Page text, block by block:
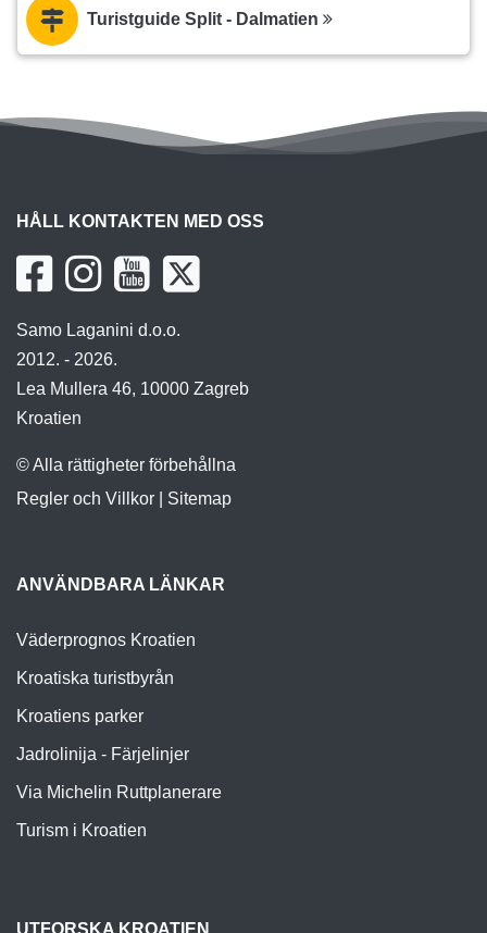
Turistguide Split - Dalmatien
HÅLL KONTAKTEN MED OSS
Samo Laganini d.o.o.
2012. - 2026.
Lea Mullera 46, 10000 Zagreb
Kroatien
© Alla rättigheter förbehållna
Regler och Villkor
Sitemap
ANVÄNDBARA LÄNKAR
Väderprognos Kroatien
Kroatiska turistbyrån
Kroatiens parker
Jadrolinija - Färjelinjer
Via Michelin Ruttplanerare
Turism i Kroatien
UTFORSKA KROATIEN